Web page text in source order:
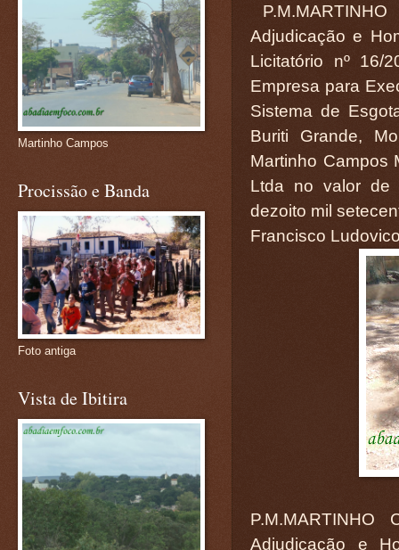
Adjudicação e
Licitatório nº 16/
Empresa para
Sistema de
Buriti Grande,
Martinho Campos
Ltda no valor de
dezoito mil
Francisco
Adjudicação e
Martinho Campos
Procissão e Banda
Foto antiga
Vista de Ibitira